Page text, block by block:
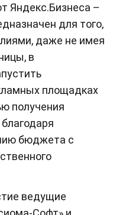
Яндекс.Бизнеса –
для того,
даже не имея
в
площадках
получения
бюджета с
ведущие